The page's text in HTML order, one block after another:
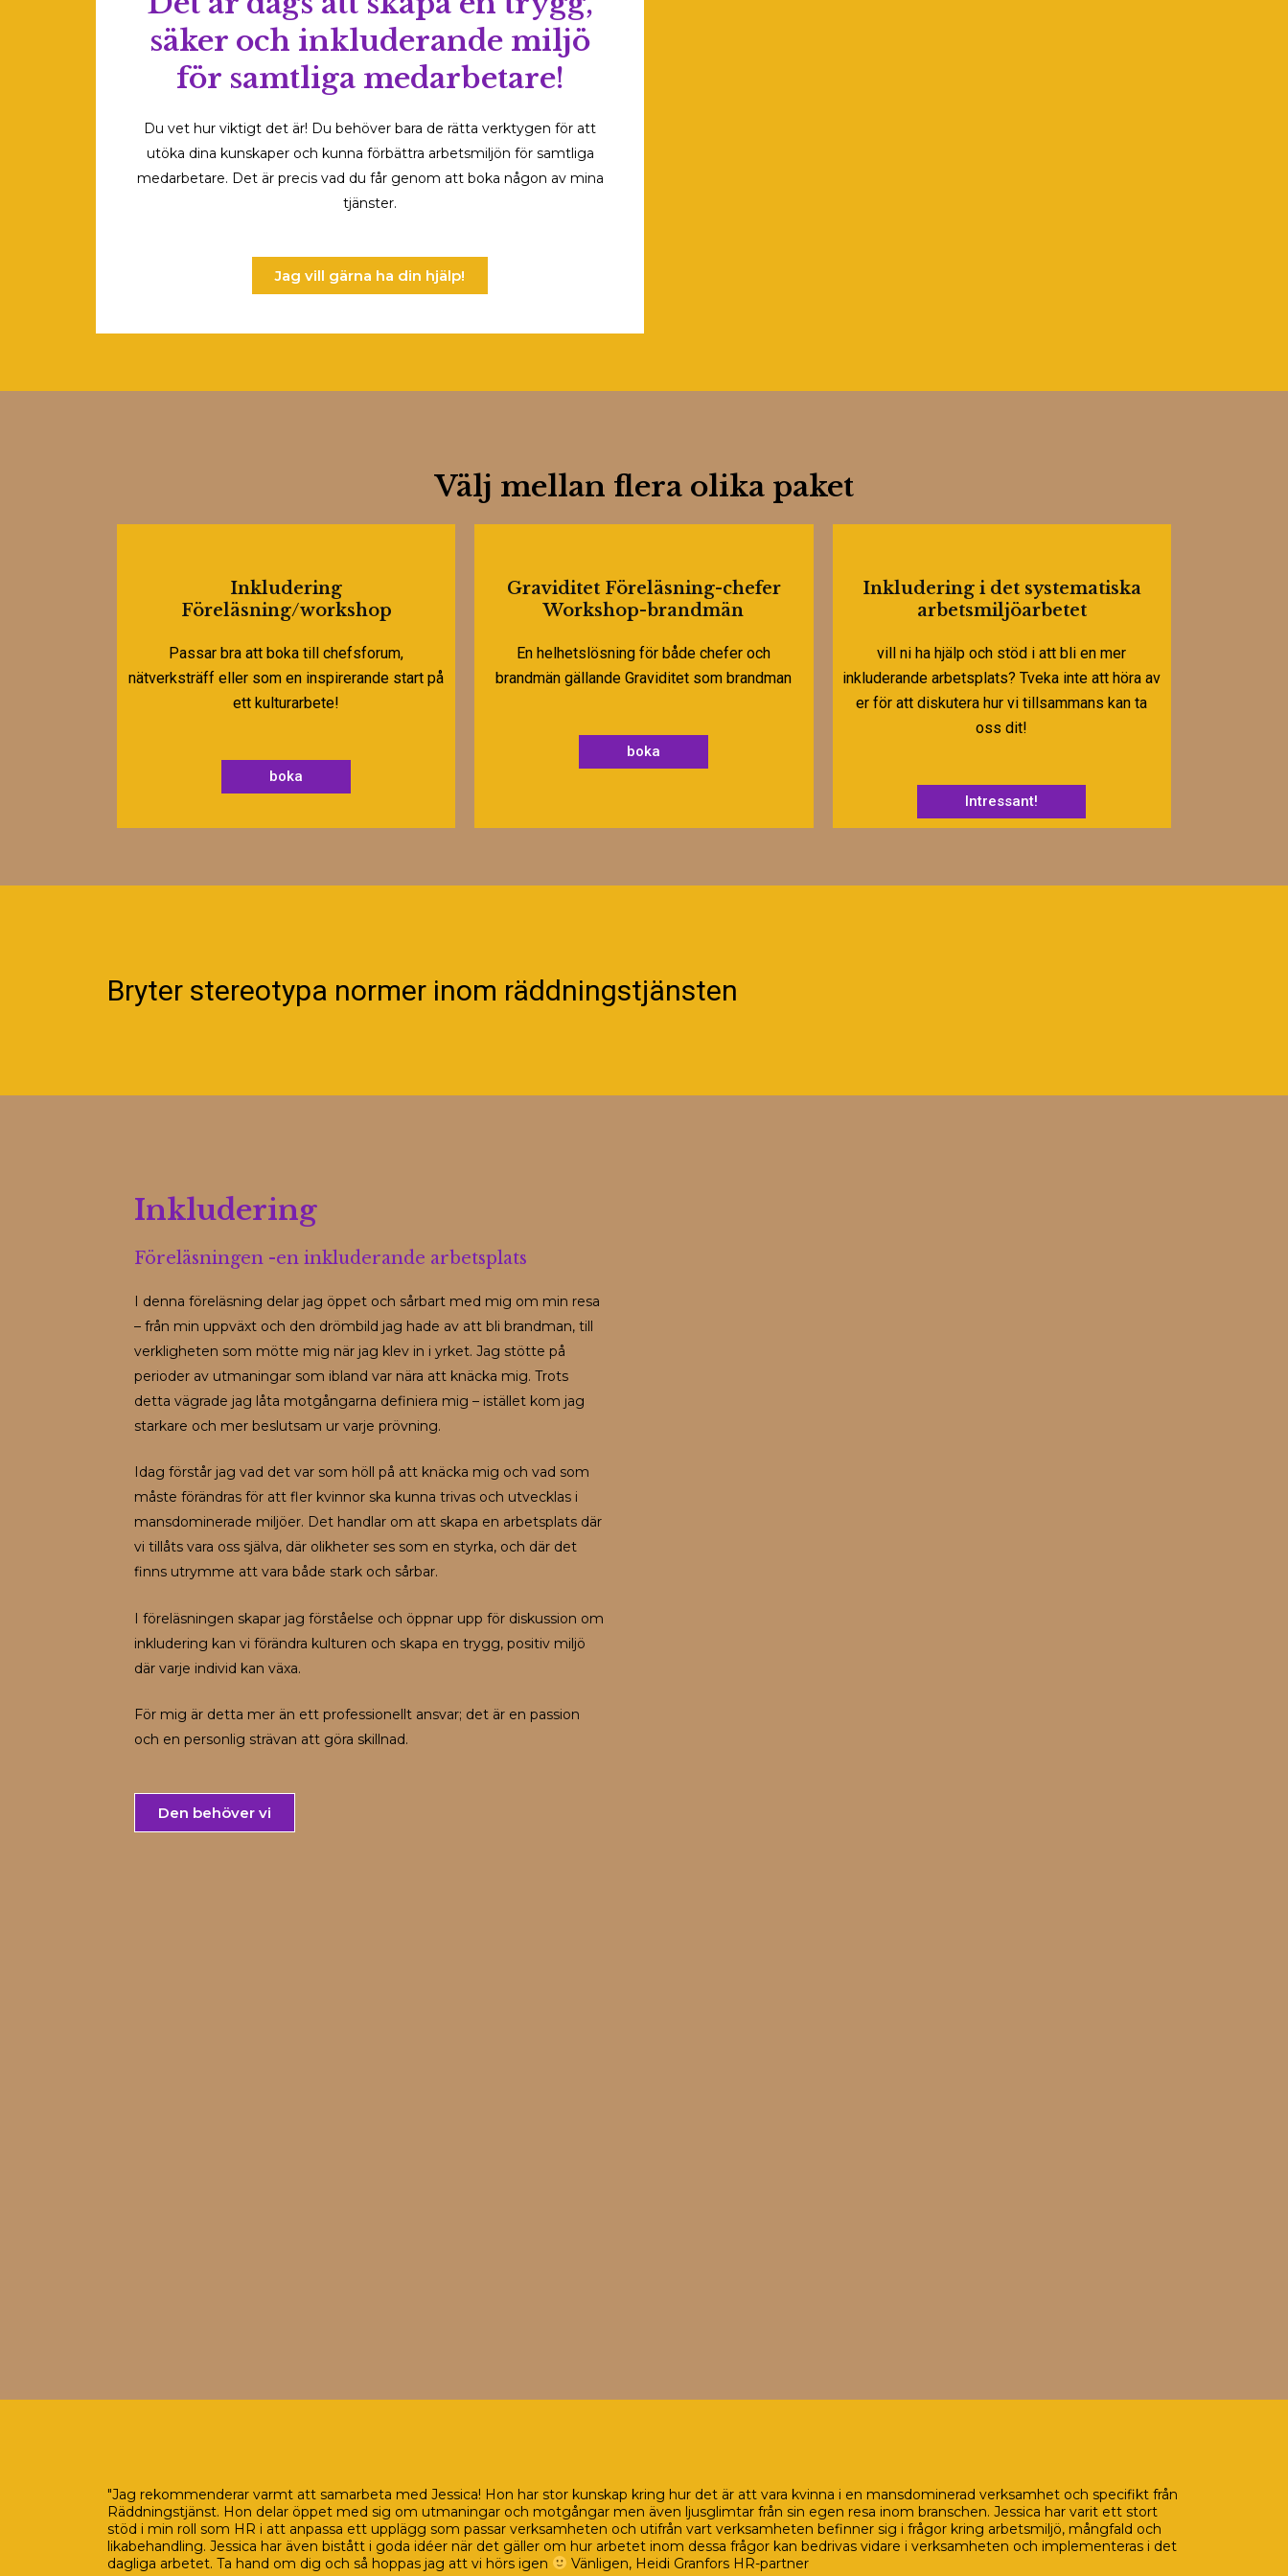
säker och inkluderande miljö
för samtliga medarbetare!
Du vet hur viktigt det är! Du behöver bara de rätta verktygen för att
utöka dina kunskaper och kunna förbättra arbetsmiljön för samtliga
medarbetare. Det är precis vad du får genom att boka någon av mina
tjänster.
Jag vill gärna ha din hjälp!
Välj mellan flera olika paket
Inkludering
Föreläsning/workshop
Passar bra att boka till chefsforum,
nätverksträff eller som en inspirerande start på
ett kulturarbete!
boka
Graviditet Föreläsning-chefer
Workshop-brandmän
En helhetslösning för både chefer och
brandmän gällande Graviditet som brandman
boka
Inkludering i det systematiska
arbetsmiljöarbetet
vill ni ha hjälp och stöd i att bli en mer
inkluderande arbetsplats? Tveka inte att höra av
er för att diskutera hur vi tillsammans kan ta
oss dit!
Intressant!
Bryter stereotypa normer inom räddningstjänsten
Inkludering
Föreläsningen -en inkluderande arbetsplats
I denna föreläsning delar jag öppet och sårbart med mig om min resa
– från min uppväxt och den drömbild jag hade av att bli brandman, till
verkligheten som mötte mig när jag klev in i yrket. Jag stötte på
perioder av utmaningar som ibland var nära att knäcka mig. Trots
detta vägrade jag låta motgångarna definiera mig – istället kom jag
starkare och mer beslutsam ur varje prövning.
Idag förstår jag vad det var som höll på att knäcka mig och vad som
måste förändras för att fler kvinnor ska kunna trivas och utvecklas i
mansdominerade miljöer. Det handlar om att skapa en arbetsplats där
vi tillåts vara oss själva, där olikheter ses som en styrka, och där det
finns utrymme att vara både stark och sårbar.
I föreläsningen skapar jag förståelse och öppnar upp för diskussion om
inkludering kan vi förändra kulturen och skapa en trygg, positiv miljö
där varje individ kan växa.
För mig är detta mer än ett professionellt ansvar; det är en passion
och en personlig strävan att göra skillnad.
Den behöver vi
"Jag rekommenderar varmt att samarbeta med Jessica! Hon har stor kunskap kring hur det är att vara kvinna i en mansdominerad verksamhet och specifikt från
Räddningstjänst. Hon delar öppet med sig om utmaningar och motgångar men även ljusglimtar från sin egen resa inom branschen. Jessica har varit ett stort
stöd i min roll som HR i att anpassa ett upplägg som passar verksamheten och utifrån vart verksamheten befinner sig i frågor kring arbetsmiljö, mångfald och
likabehandling. Jessica har även bistått i goda idéer när det gäller om hur arbetet inom dessa frågor kan bedrivas vidare i verksamheten och implementeras i det
dagliga arbetet. Ta hand om dig och så hoppas jag att vi hörs igen
Vänligen, Heidi Granfors HR-partner